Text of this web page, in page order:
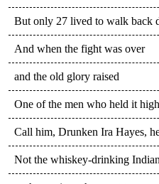
But only 27 lived to walk back
And when the fight was over
and the old glory raised
One of the men who held it
Call him, Drunken Ira Hayes,
Not the whiskey-drinking Indian